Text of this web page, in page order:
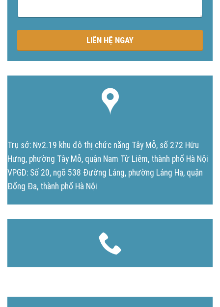
g
LIÊN HỆ NGAY
Trụ sở: Nv2.19 khu đô thị chức năng Tây Mỗ, số 272 Hữu
Hưng, phường Tây Mỗ, quận Nam Từ Liêm, thành phố Hà Nội
VPGD: Số 20, ngõ 538 Đường Láng, phường Láng Hạ, quận
Đống Đa, thành phố Hà Nội